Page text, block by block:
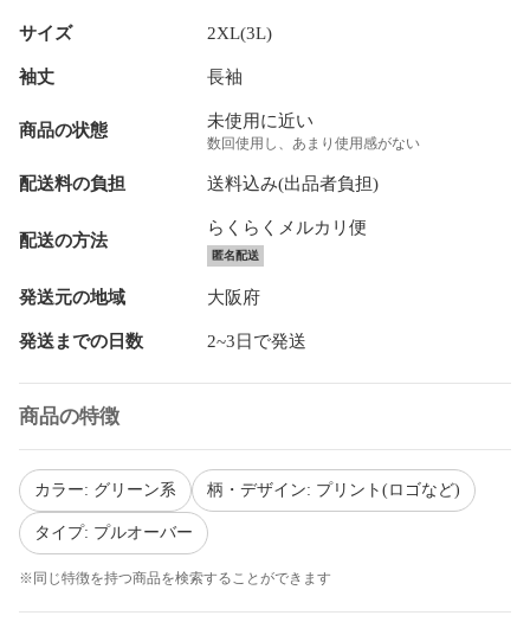
サイズ 2XL(3L)
袖丈 長袖
商品の状態 未使用に近い
数回使用し、あまり使用感がない
配送料の負担 送料込み(出品者負担)
配送の方法
らくらくメルカリ便
匿名配送
発送元の地域 大阪府
発送までの日数 2~3日で発送
商品の特徴
カラー: グリーン系 柄・デザイン: プリント(ロゴなど)
タイプ: プルオーバー
※同じ特徴を持つ商品を検索することができます